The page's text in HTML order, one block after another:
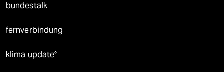
bundestalk
fernverbindung
klima update°